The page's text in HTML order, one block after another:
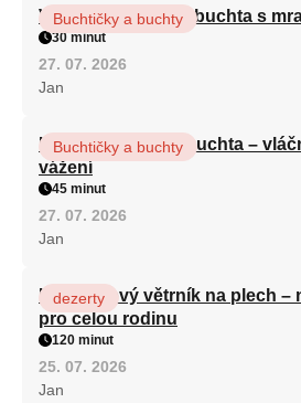
Vláčná olejová litá buchta s
Buchtičky a buchty
30 minut
27. 07. 2026
Jan
Hrnková maková buchta –
vážení
Buchtičky a buchty
45 minut
27. 07. 2026
Jan
Karamelový větrník na plech –
pro celou rodinu
dezerty
120 minut
25. 07. 2026
Jan